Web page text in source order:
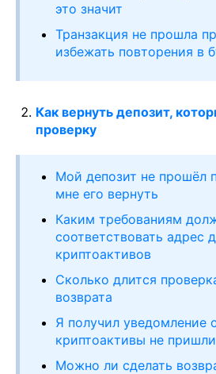
это значит
Транзакция не прошла
избежать повторения в
Как вернуть депозит,
проверку
Мой депозит не прошёл
мне его вернуть
Каким требованиям
соответствовать адрес
криптоактивов
Сколько длится
возврата
Я получил уведомление
криптоактивы не пришли
Можно ли сделать